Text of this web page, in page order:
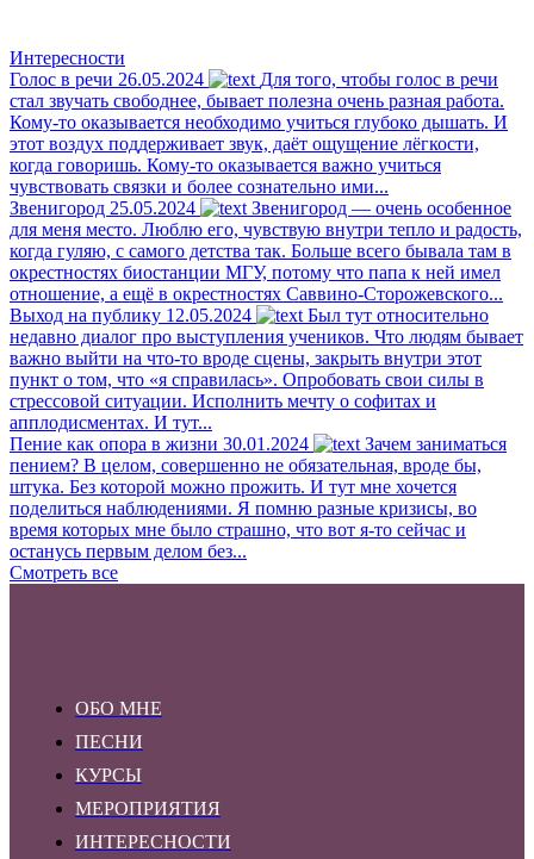
Интересности
Голос в речи 26.05.2024
Для того, чтобы голос в речи
стал звучать свободнее, бывает полезна очень разная работа.
Кому-то оказывается необходимо учиться глубоко дышать. И
этот воздух поддерживает звук, даёт ощущение лёгкости,
когда говоришь. Кому-то оказывается важно учиться
чувствовать связки и более сознательно ими...
Звенигород 25.05.2024
Звенигород — очень особенное
для меня место. Люблю его, чувствую внутри тепло и радость,
когда гуляю, с самого детства так. Больше всего бывала там в
окрестностях биостанции МГУ, потому что папа к ней имел
отношение, а ещё в окрестностях Саввино-Сторожевского...
Выход на публику 12.05.2024
Был тут относительно
недавно диалог про выступления учеников. Что людям бывает
важно выйти на что-то вроде сцены, закрыть внутри этот
пункт о том, что «я справилась». Опробовать свои силы в
стрессовой ситуации. Исполнить мечту о софитах и
апплодисментах. И тут...
Пение как опора в жизни 30.01.2024
Зачем заниматься
пением? В целом, совершенно не обязательная, вроде бы,
штука. Без которой можно прожить. И тут мне хочется
поделиться наблюдениями. Я помню разные кризисы, во
время которых мне было страшно, что вот я-то сейчас и
останусь первым делом без...
Смотреть все
ОБО МНЕ
ПЕСНИ
КУРСЫ
МЕРОПРИЯТИЯ
ИНТЕРЕСНОСТИ